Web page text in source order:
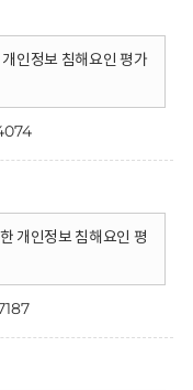
인정보 침해요인 평가
개인정보 침해요인 평